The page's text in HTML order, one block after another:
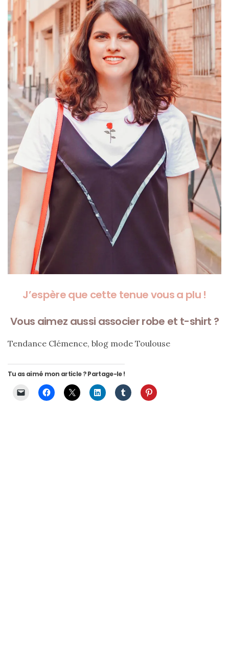
J’espère que cette tenue vous a plu !
Vous aimez aussi associer robe et t-shirt ?
Tendance Clémence, blog mode Toulouse
Tu as aimé mon article ? Partage-le !